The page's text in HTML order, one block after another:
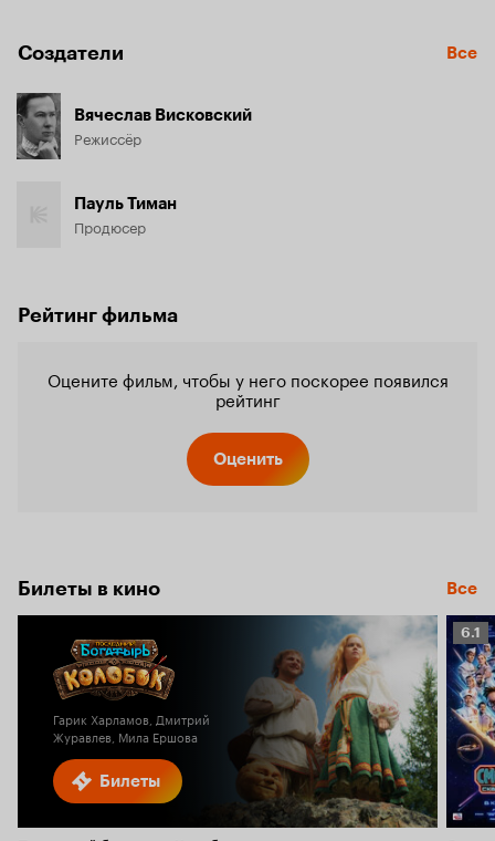
Создатели Все
Вячеслав Висковский
Режиссёр
Пауль Тиман
Продюсер
Рейтинг фильма
Оцените фильм, чтобы у него поскорее появился
рейтинг
Оценить
Билеты в кино Все
Билеты
Гарик Харламов, Дмитрий
Журавлев, Мила Ершова
6.1
6.1